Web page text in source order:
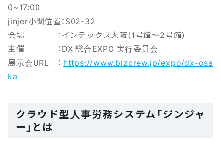
0~17:00
jinjer小間位置：S02-32
会場 ：インテックス大阪(1号館～2号館)
主催 ：DX 総合EXPO 実行委員会
展示会URL ： https://www.bizcrew.jp/expo/dx-osa
ka
クラウド型人事労務システム「ジンジャ
ー」とは